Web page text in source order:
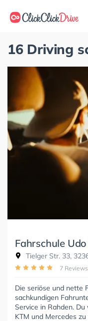
16 Driving
Fahrschule
Tielger Str. 33,
7 Reviews
Die seriöse und nette
sachkundigen
Service in Rahden.
KTM und Mercedes